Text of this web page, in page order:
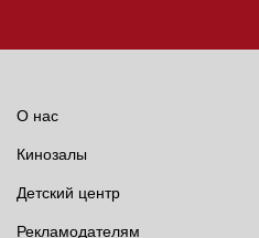
О нас
Кинозалы
Детский центр
Рекламодателям